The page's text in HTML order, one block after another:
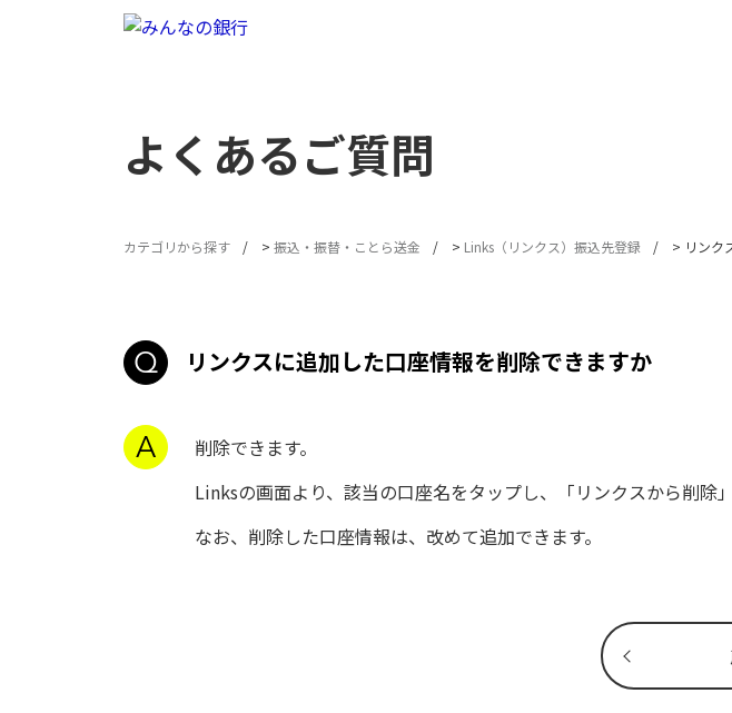
よくあるご質問
カテゴリから探す > 振込・振替・ことら送金 > Links（リンクス）振込先登録 > リンク
リンクスに追加した口座情報を削除できますか
削除できます。
Linksの画面より、該当の口座名をタップし、「リンクスから削除
なお、削除した口座情報は、改めて追加できます。